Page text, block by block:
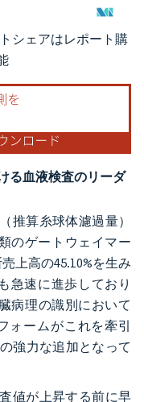
の表示が必要です。
シェアはレポート購
る血液検査のリーダ
推算糸球体濾過量）
のゲートウェイマー
上高の45.10%を生み
急速に進歩しており
病理の識別において
ォームがこれを牽引
強力な追加となって
値が上昇する前に早